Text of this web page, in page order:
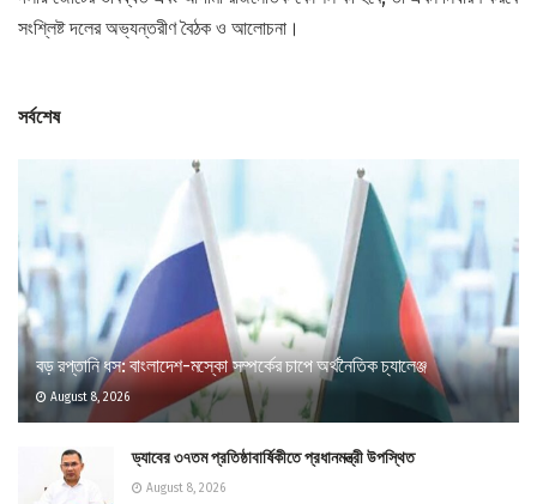
সংশ্লিষ্ট দলের অভ্যন্তরীণ বৈঠক ও আলোচনা।
সর্বশেষ
বড় রপ্তানি ধস: বাংলাদেশ-মস্কো সম্পর্কের চাপে অর্থনৈতিক চ্যালেঞ্জ
August 8, 2026
ড্যাবের ৩৭তম প্রতিষ্ঠাবার্ষিকীতে প্রধানমন্ত্রী উপস্থিত
August 8, 2026